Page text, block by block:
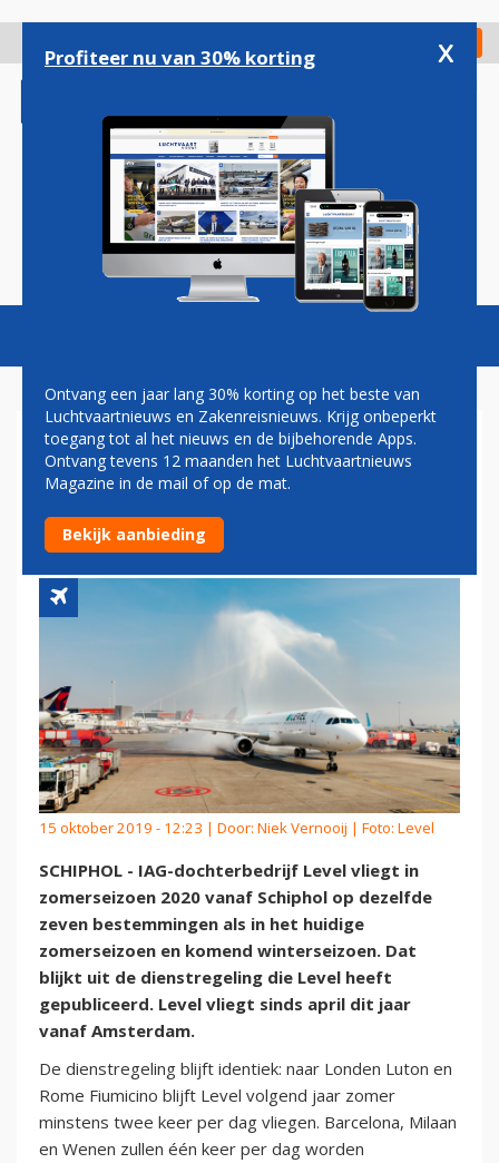
gaan
Check in
Magazine Podcasts Vacatures
LEVEL IN ZOMER 2020
ONGEWIJZIGD VANAF
SCHIPHOL
15 oktober 2019 - 12:23 | Door: Niek Vernooij | Foto: Level
SCHIPHOL - IAG-dochterbedrijf Level vliegt in
zomerseizoen 2020 vanaf Schiphol op dezelfde
zeven bestemmingen als in het huidige
zomerseizoen en komend winterseizoen. Dat
blijkt uit de dienstregeling die Level heeft
gepubliceerd. Level vliegt sinds april dit jaar
vanaf Amsterdam.
De dienstregeling blijft identiek: naar Londen Luton en
Rome Fiumicino blijft Level volgend jaar zomer
minstens twee keer per dag vliegen. Barcelona, Milaan
en Wenen zullen één keer per dag worden
Profiteer nu van 30% korting x
Ontvang een jaar lang 30% korting op het beste van
Luchtvaartnieuws en Zakenreisnieuws. Krijg onbeperkt
toegang tot al het nieuws en de bijbehorende Apps.
Ontvang tevens 12 maanden het Luchtvaartnieuws
Magazine in de mail of op de mat.
Bekijk aanbieding